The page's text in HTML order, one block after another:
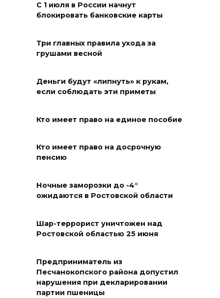
Развитие спорта на Дону
Андрей Фатеев: Театр Чехова
в сентябре 2027 года
выборам
06 августа 2026 18:25
Материальная помощь
пострадавшим при атаке
06 августа 2026 17:11
матпомощь семьям, у которых
погибли дети из-за атаки
БПЛА на Кубани
С 1 июля в России начнут
блокировать банковские карты
Три главных правила ухода за
грушами весной
Деньги будут «липнуть» к рукам,
если соблюдать эти приметы
Кто имеет право на единое пособие
Кто имеет право на досрочную
пенсию
Ночные заморозки до -4°
ожидаются в Ростовской области
Шар-террорист уничтожен над
Ростовской областью 25 июня
Предприниматель из
Песчанокопского района допустил
нарушения при декларировании
партии пшеницы